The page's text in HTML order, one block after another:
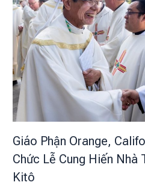
Giáo Phận Orange,
Chức Lễ Cung Hiến Nhà
Kitô